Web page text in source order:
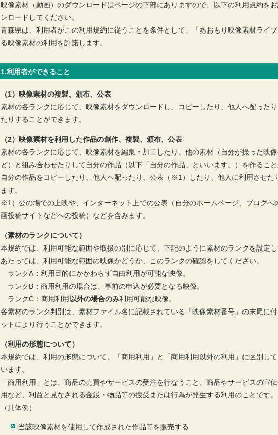
映像素材（動画）のダウンロードはページの下部にありますので、以下の利用規約を
ンロードしてください。
青森県は、利用者がこの利用規約に従うことを条件として、「あおもり映像素材ライ
る映像素材の利用を許諾します。
1.利用者ができること
（1）映像素材の複製、頒布、公表
素材の各ランクに応じて、映像素材をダウンロードし、コピーしたり、他人へ配った
たりすることができます。
（2）映像素材を利用した作品の創作、複製、頒布、公表
素材の各ランクに応じて、映像素材を編集・加工したり、他の素材（自分が撮った映
ど）と組み合わせたりして自分の作品（以下「自分の作品」といいます。）を作るこ
自分の作品をコピーしたり、他人へ配ったり、公表（※1）したり、他人に利用させた
ます。
※1）公の場での上映や、インターネット上での公表（自分のホームページ、ブログへ
画投稿サイトなどへの投稿）などを含みます。
（素材のランクについて）
本規約では、利用可能な範囲や取扱の別に応じて、下記のように素材のランクを設定
あたっては、利用可能な範囲の映像かどうか、このランクの確認をしてください。
ランクA：利用目的にかかわらず自由利用が可能な映像。
ランクB：商用利用の場合は、事前の申込が必要となる映像。
ランクC：商用利用 以外の場合のみ利用可能な映像。
各素材のランク判別は、素材ファイル名に記載されている「映像素材番号」の末尾に
ットにより行うことができます。
（利用の形態について）
本規約では、利用の形態について、「商用利用」と「商用利用以外の利用」に区別し
います。
「商用利用」とは、商品の売買やサービスの受注を行なうこと、商品やサービスの宣
用など、利益と見なされる金銭・物品等の授受または行為が発生する利用のことです。
（具体例）
当該映像素材を使用して作成された作品等を販売する